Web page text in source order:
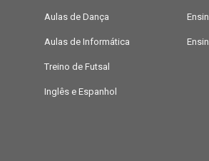
Aulas de Dança
Aulas de Informática
Treino de Futsal
Inglês e Espanhol